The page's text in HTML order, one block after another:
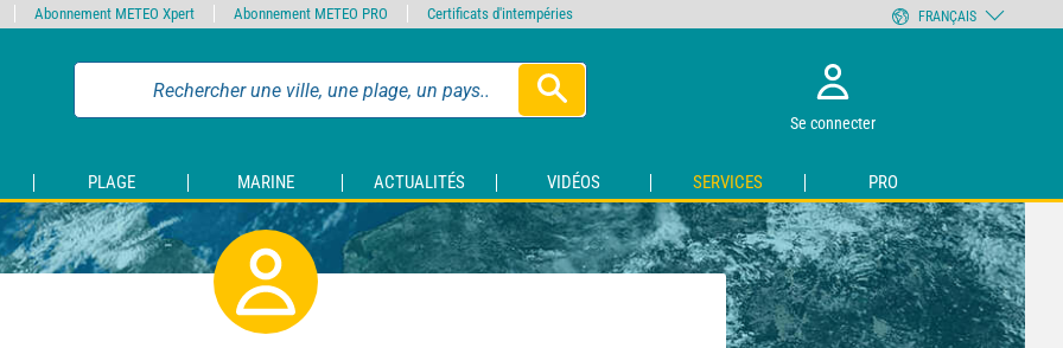
Se connecter
PLAGE MARINE ACTUALITÉS VIDÉOS SERVICES PRO
Abonnement METEO Xpert Abonnement METEO PRO Certificats d'intempéries FRANÇAIS